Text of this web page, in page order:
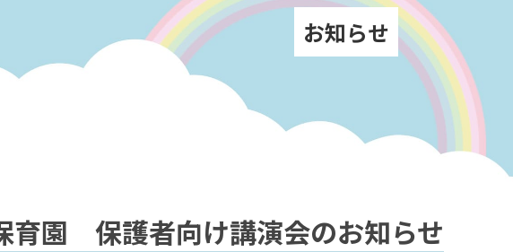
お知らせ
育園 保護者向け講演会のお知らせ